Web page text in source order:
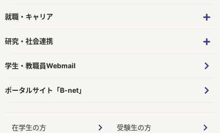
就職・キャリア
研究・社会連携
学生・教職員Webmail
ポータルサイト「B-net」
在学生の方 受験生の方